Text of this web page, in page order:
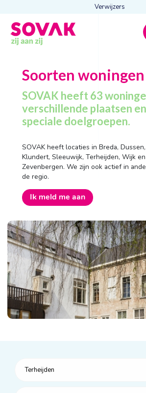
Verwijzers
Anderen zochten ook
Wonen
Dagbesteding
Behandelingen
Contact
Soorten woningen
SOVAK heeft 63
verschillende plaatsen
speciale doelgroepen.
SOVAK heeft locaties in Breda,
Klundert, Sleeuwijk, Terheijden, Wijk
Zevenbergen. We zijn ook actief in
de regio.
Ik meld me aan
Terheijden